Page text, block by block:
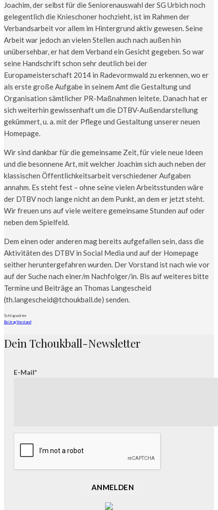
Joachim, der selbst für die Seniorenauswahl der SG Urbich noch
gelegentlich die Knieschoner hochzieht, ist im Rahmen der
Verbandsarbeit vor allem im Hintergrund aktiv gewesen. Seine
Arbeit war jedoch an vielen Stellen auch nach außen hin
unübersehbar, er hat dem Verband ein Gesicht gegeben. So war
seine Handschrift schon sehr deutlich bei der
Europameisterschaft 2014 in Radevormwald zu erkennen, wo er
als erste große Aufgabe in seinem Amt die Gestaltung und
Organisation sämtlicher PR-Maßnahmen leitete. Danach hat er
sich weiterhin gewissenhaft um die DTBV-Außendarstellung
gekümmert, u. a. mit der Pflege und Gestaltung unserer neuen
Homepage.
Wir sind dankbar für die gemeinsame Zeit, für viele neue Ideen
und die besonnene Art, mit welcher Joachim sich auch neben der
klassischen Öffentlichkeitsarbeit verschiedener Aufgaben
annahm. Es steht fest – ohne seine vielen Arbeitsstunden wäre
der DTBV noch lange nicht an dem Punkt, an dem er jetzt steht.
Wir freuen uns auf viele weitere gemeinsame Stunden auf oder
neben dem Spielfeld.
Dem einen oder anderen mag bereits aufgefallen sein, dass die
Aktivitäten des DTBV in Social Media und auf der Homepage
seither heruntergefahren wurden. Der Vorstand ist nach wie vor
auf der Suche nach einer/m Nachfolger/in. Bis auf weiteres bitte
Termine und Beiträge an Thomas Langescheid
(th.langescheid@tchoukball.de) senden.
Schlagwörter
BeitragVorstand
Dein Tchoukball-Newsletter
E-Mail*
ANMELDEN